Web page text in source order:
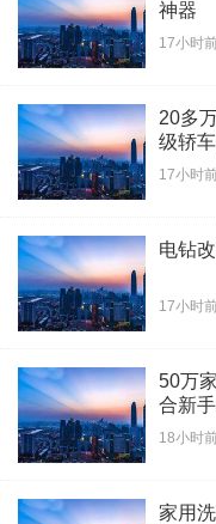
神器
17小时
20多
级轿
17小时
电钻
17小时
50万
合新
18小时
家用